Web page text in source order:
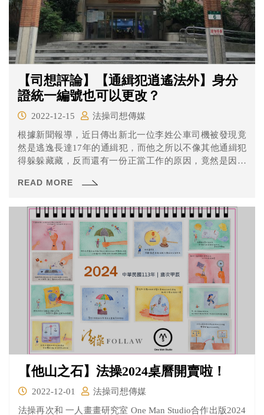
【司想評論】【通緝犯逍遙法外】身分
證統一編號也可以更改？
2022-12-15
法操司想傳媒
根據新聞報導，近日傳出新北一位李姓公車司機被發現竟
然是逃逸長達17年的通緝犯，而他之所以不像其他通緝犯
得躲躲藏藏，反而還有一份正當工作的原因，竟然是因為
到犯罪紀錄，直到最近因其他案被調查才被發現其實有案
律依據是什麼？一起來看看法操的分析。
READ MORE
【他山之石】法操2024桌曆開賣啦！
2022-12-01
法操司想傳媒
法操再次和 一人畫畫研究室 One Man Studio合作出版2024